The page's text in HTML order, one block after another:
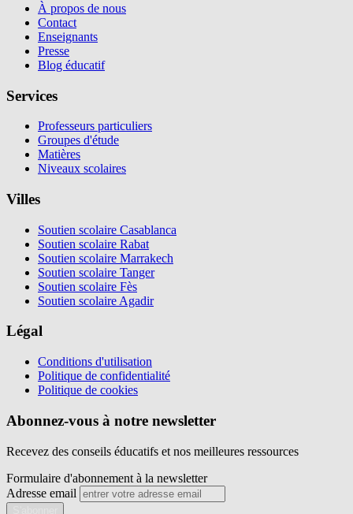
À propos de nous
Contact
Enseignants
Presse
Blog éducatif
Services
Professeurs particuliers
Groupes d'étude
Matières
Niveaux scolaires
Villes
Soutien scolaire Casablanca
Soutien scolaire Rabat
Soutien scolaire Marrakech
Soutien scolaire Tanger
Soutien scolaire Fès
Soutien scolaire Agadir
Légal
Conditions d'utilisation
Politique de confidentialité
Politique de cookies
Abonnez-vous à notre newsletter
Recevez des conseils éducatifs et nos meilleures ressources
Formulaire d'abonnement à la newsletter
Adresse email